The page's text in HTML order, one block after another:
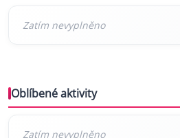
Oblíbené aktivity